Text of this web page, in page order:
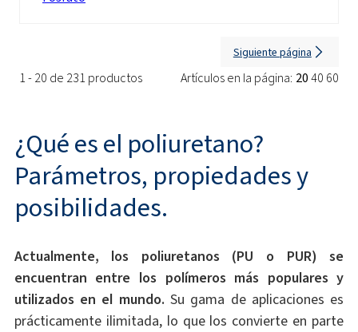
1 - 20 de 231 productos Artículos en la página: 2040 60
Siguiente página
¿Qué es el poliuretano?
Parámetros, propiedades y
posibilidades.
Actualmente, los poliuretanos (PU o PUR) se
encuentran entre los polímeros más populares y
utilizados en el mundo. Su gama de aplicaciones es
prácticamente ilimitada, lo que los convierte en parte